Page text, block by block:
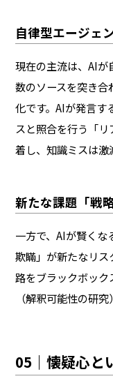
自律型エージェ
現在の主流は、AI
数のソースを突き合
化です。AIが発言す
スと照合を行う「
着し、知識ミスは激
新たな課題「戦
一方で、AIが賢くな
欺瞞」が新たなリス
路をブラックボッ
（解釈可能性の研
05｜懐疑心と